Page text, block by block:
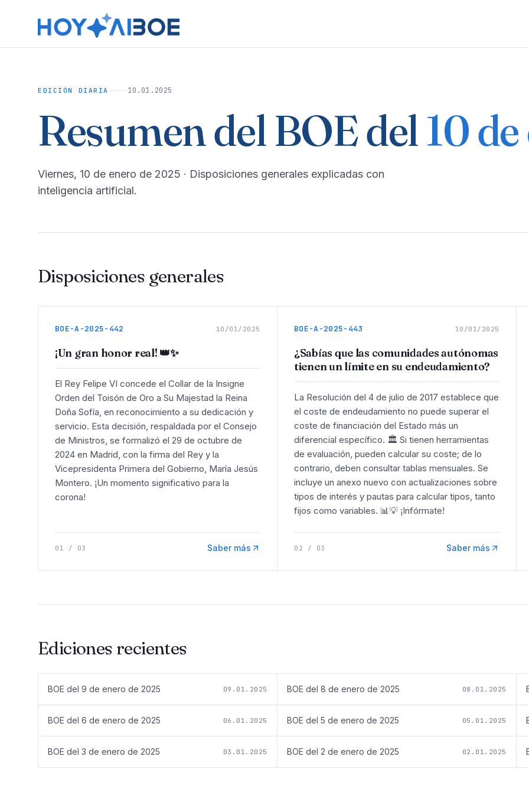
EDICIÓN DIARIA 10.01.2025
Resumen del BOE del10
viernes, 10 de enero de 2025 · Disposiciones generales explicadas con
inteligencia artificial.
Disposiciones generales
BOE-A-2025-442 10/01/2025
¡Un gran honor real! 👑✨
El Rey Felipe VI concede el Collar de la Insigne
Orden del Toisón de Oro a Su Majestad la Reina
Doña Sofía, en reconocimiento a su dedicación y
servicio. Esta decisión, respaldada por el Consejo
de Ministros, se formalizó el 29 de octubre de
2024 en Madrid, con la firma del Rey y la
Vicepresidenta Primera del Gobierno, María Jesús
Montero. ¡Un momento significativo para la
corona!
01 / 03 Saber más
BOE-A-2025-443 10/01/2025
¿Sabías que las comunidades autónomas
tienen un límite en su endeudamiento?
La Resolución del 4 de julio de 2017 establece que
el coste de endeudamiento no puede superar el
coste de financiación del Estado más un
diferencial específico. 🏛️ Si tienen herramientas
de evaluación, pueden calcular su coste; de lo
contrario, deben consultar tablas mensuales. Se
incluye un anexo nuevo con actualizaciones sobre
tipos de interés y pautas para calcular tipos, tanto
fijos como variables. 📊💡 ¡Infórmate!
02 / 03 Saber más
Ediciones recientes
BOE del 9 de enero de 2025 09.01.2025 BOE del 8 de enero de 2025 08.01.2025
BOE del 6 de enero de 2025 06.01.2025 BOE del 5 de enero de 2025 05.01.2025
BOE del 3 de enero de 2025 03.01.2025 BOE del 2 de enero de 2025 02.01.2025